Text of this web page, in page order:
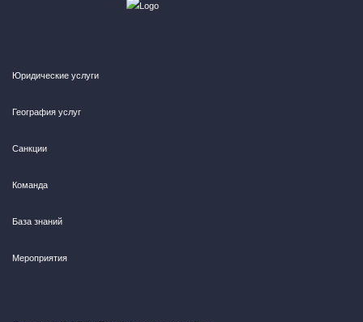
Юридические услуги
География услуг
Санкции
Команда
База знаний
Мероприятия